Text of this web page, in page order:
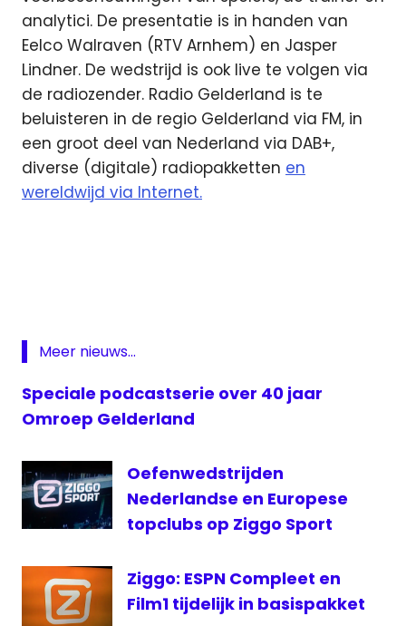
analytici. De presentatie is in handen van
Eelco Walraven (RTV Arnhem) en Jasper
Lindner. De wedstrijd is ook live te volgen via
de radiozender. Radio Gelderland is te
beluisteren in de regio Gelderland via FM, in
een groot deel van Nederland via DAB+,
diverse (digitale) radiopakketten en
wereldwijd via Internet.
ESPN
FOX
de
Lijn
livestream
bekerfinale
Omroep
Meer nieuws...
Speciale podcastserie over 40 jaar
Omroep Gelderland
Oefenwedstrijden
Nederlandse en Europese
topclubs op Ziggo Sport
Ziggo: ESPN Compleet en
Film1 tijdelijk in basispakket